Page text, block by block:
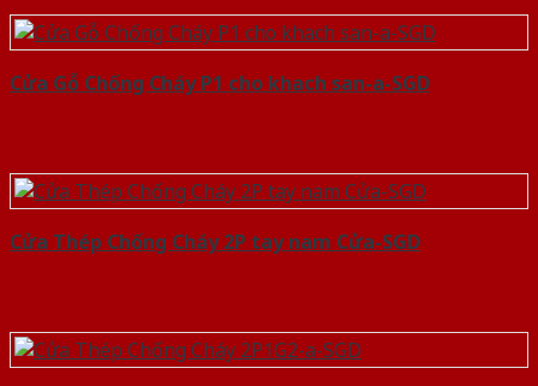
Cửa Gỗ Chống Cháy P1 cho khach san-a-SGD
Cửa Thép Chống Cháy 2P tay nam Cửa-SGD